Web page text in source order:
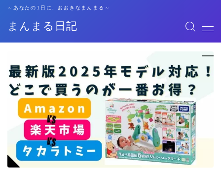
まんまる日記
～あなたの1日に、おおきなまんまる～
格安SIM
暮らし
資格勉強
キャリア